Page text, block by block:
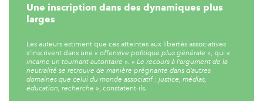
Une inscription dans des dynamiques plus
larges
Les auteurs estiment que ces atteintes aux libertés associatives
s’inscrivent dans une « offensive politique plus générale », qui «
incarne un tournant autoritaire ». « Le recours à l’argument de la
neutralité se retrouve de manière prégnante dans d’autres
domaines que celui du monde associatif : justice, médias,
éducation, recherche », constatent-ils.